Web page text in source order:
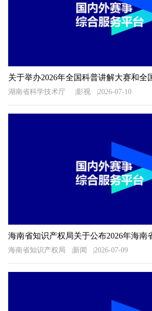
湖南省科学技术厅 影视 2026-07-10
海南省知识产权局 新闻 2026-07-09